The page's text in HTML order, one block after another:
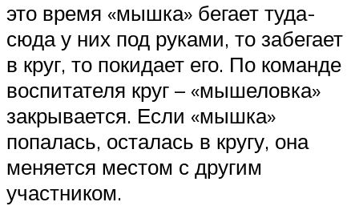
это время «мышка» бегает туда-
сюда у них под руками, то забегает
в круг, то покидает его. По команде
воспитателя круг – «мышеловка»
закрывается. Если «мышка»
попалась, осталась в кругу, она
меняется местом с другим
участником.